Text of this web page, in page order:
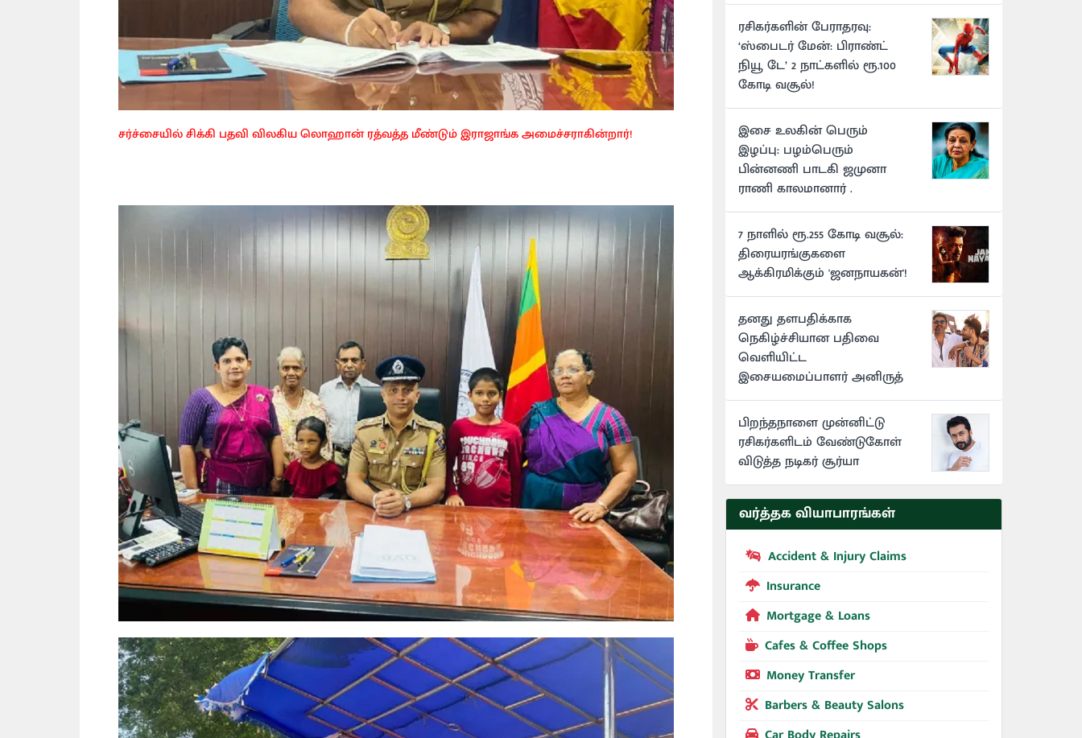
சர்ச்சையில் சிக்கி பதவி விலகிய லொஹான் ரத்வத்த மீண்டும் இராஜாங்க அமைச்சராகின்றார்!
ரசிகர்களின் பேராதரவு:
‘ஸ்பைடர் மேன்: பிராண்ட்
நியூ டே’ 2 நாட்களில் ரூ.100
கோடி வசூல்!
இசை உலகின் பெரும்
இழப்பு: பழம்பெரும்
பின்னணி பாடகி ஜமுனா
ராணி காலமானார் .
7 நாளில் ரூ.255 கோடி வசூல்:
திரையரங்குகளை
ஆக்கிரமிக்கும் 'ஜனநாயகன்'!
தனது தளபதிக்காக
நெகிழ்ச்சியான பதிவை
வெளியிட்ட
இசையமைப்பாளர் அனிருத்
பிறந்தநாளை முன்னிட்டு
ரசிகர்களிடம் வேண்டுகோள்
விடுத்த நடிகர் சூர்யா
வர்த்தக வியாபாரங்கள்
Accident & Injury Claims
Insurance
Mortgage & Loans
Cafes & Coffee Shops
Money Transfer
Barbers & Beauty Salons